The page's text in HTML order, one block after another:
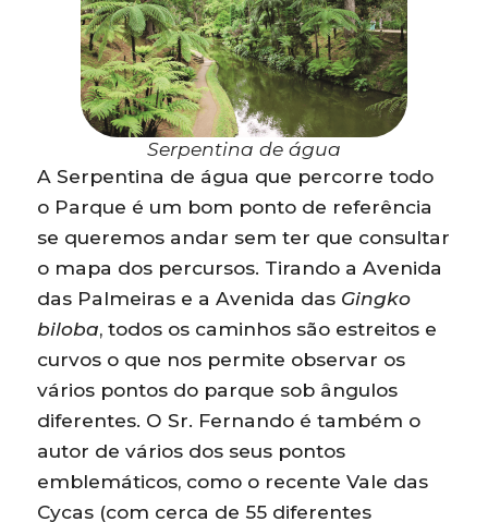
Serpentina de água
A Serpentina de água que percorre todo
o Parque é um bom ponto de referência
se queremos andar sem ter que consultar
o mapa dos percursos. Tirando a Avenida
das Palmeiras e a Avenida das Gingko
biloba, todos os caminhos são estreitos e
curvos o que nos permite observar os
vários pontos do parque sob ângulos
diferentes. O Sr. Fernando é também o
autor de vários dos seus pontos
emblemáticos, como o recente Vale das
Cycas (com cerca de 55 diferentes